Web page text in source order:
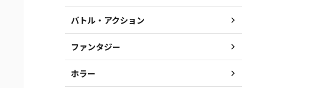
バトル・アクション
ファンタジー
ホラー